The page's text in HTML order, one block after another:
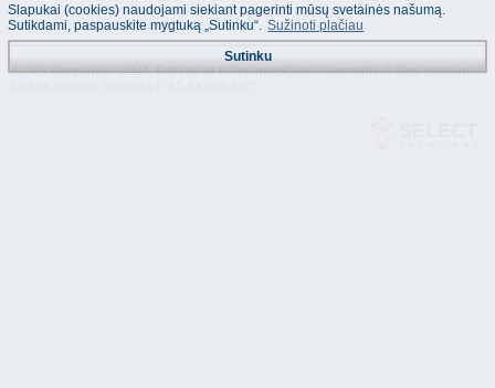
© "AS Akvedukts" 2026. Dalinai ar pilnai naudojant duomenis iš šios svetainės
Slapukai (cookies) naudojami siekiant pagerinti mūsų svetainės našumą.
Sutikdami, paspauskite mygtuką „Sutinku“. Sužinoti plačiau
Sutinku